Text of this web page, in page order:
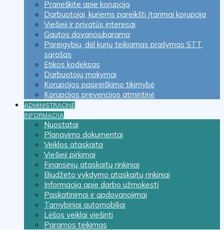
Praneškite apie korupciją
Darbuotojai, kuriems pareikšti įtarimai korupcija
Viešieji ir privatūs interesai
Gautos dovanos/parama
Pareigybių, dėl kurių teikiamas prašymas STT,
sąrašas
Etikos kodeksas
Darbuotojų mokymai
Korupcijos pasireiškimo tikimybė
Korupcijos prevencijos atmintinė
ADMINISTRACINĖ
INFORMACIJA
Nuostatai
Planavimo dokumentai
Veiklos ataskaita
Viešieji pirkimai
Finansinių ataskaitų rinkiniai
Biudžeto vykdymo ataskaitų rinkiniai
Informacija apie darbo užmokestį
Paskatinimai ir apdovanojimai
Tarnybiniai automobiliai
Lėšos veiklai viešinti
Paramos teikimas